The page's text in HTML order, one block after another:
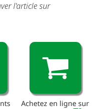
l'article sur
Achetez en ligne sur